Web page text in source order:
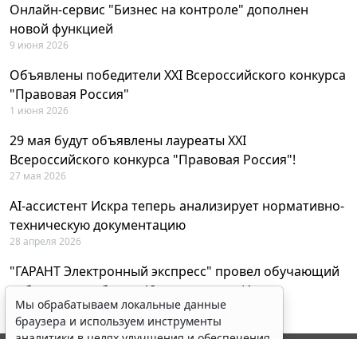
Онлайн-сервис "Бизнес на контроле" дополнен
новой функцией
9 июня 2026
Объявлены победители XXI Всероссийского конкурса
"Правовая Россия"
1 июня 2026
29 мая будут объявлены лауреаты XXI
Всероссийского конкурса "Правовая Россия"!
27 мая 2026
AI-ассистент Искра теперь анализирует нормативно-
техническую документацию
28 апреля 2026
"ГАРАНТ Электронный экспресс" провел обучающий
вебинар по работе с AI-ассистентом Искра
23 апреля 2026
Мы обрабатываем локальные данные
браузера и используем инструменты